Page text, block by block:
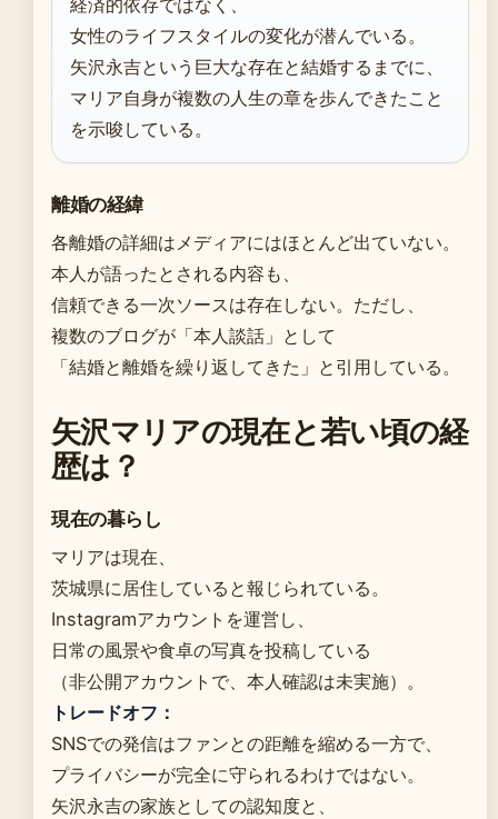
経済的依存ではなく、
女性のライフスタイルの変化が潜んでいる。
矢沢永吉という巨大な存在と結婚するまでに、
マリア自身が複数の人生の章を歩んできたこと
を示唆している。
離婚の経緯
各離婚の詳細はメディアにはほとんど出ていない。
本人が語ったとされる内容も、
信頼できる一次ソースは存在しない。ただし、
複数のブログが「本人談話」として
「結婚と離婚を繰り返してきた」と引用している。
矢沢マリアの現在と若い頃の経
歴は？
現在の暮らし
マリアは現在、
茨城県に居住していると報じられている。
Instagramアカウントを運営し、
日常の風景や食卓の写真を投稿している
（非公開アカウントで、本人確認は未実施）。
トレードオフ：
SNSでの発信はファンとの距離を縮める一方で、
プライバシーが完全に守られるわけではない。
矢沢永吉の家族としての認知度と、